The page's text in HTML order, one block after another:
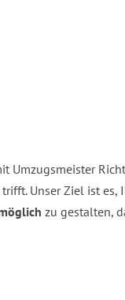
Umzugsmeister
Unser Ziel ist es,
zu gestalten,